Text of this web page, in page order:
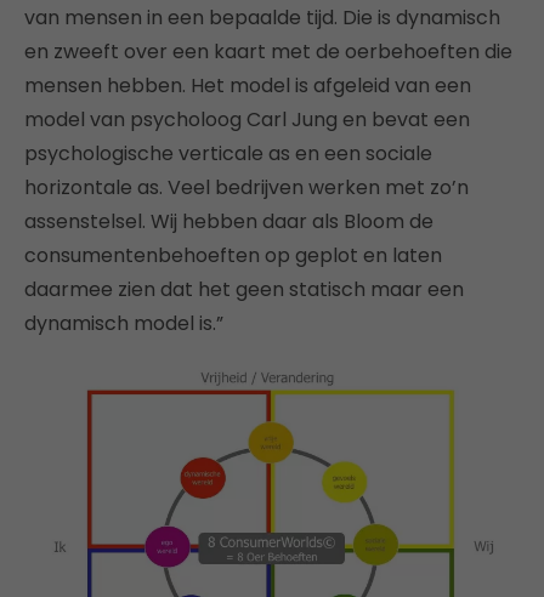
van mensen in een bepaalde tijd. Die is dynamisch
en zweeft over een kaart met de oerbehoeften die
mensen hebben. Het model is afgeleid van een
model van psycholoog Carl Jung en bevat een
psychologische verticale as en een sociale
horizontale as. Veel bedrijven werken met zo’n
assenstelsel. Wij hebben daar als Bloom de
consumentenbehoeften op geplot en laten
daarmee zien dat het geen statisch maar een
dynamisch model is.”